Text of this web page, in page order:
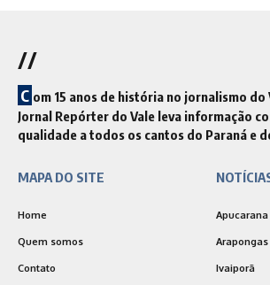
//
C om 15 anos de história no jornalismo do
Jornal Repórter do Vale leva informação
qualidade a todos os cantos do Paraná e
MAPA DO SITE
Home
Quem somos
Contato
Apucarana
Arapongas
Ivaiporã